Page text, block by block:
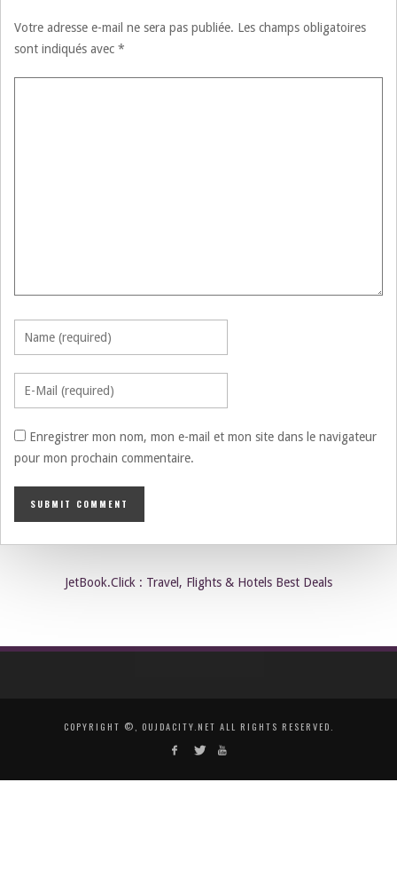
Votre adresse e-mail ne sera pas publiée. Les champs obligatoires
sont indiqués avec *
Enregistrer mon nom, mon e-mail et mon site dans le navigateur
pour mon prochain commentaire.
JetBook.Click : Travel, Flights & Hotels Best Deals
COPYRIGHT ©, OUJDACITY.NET ALL RIGHTS RESERVED.